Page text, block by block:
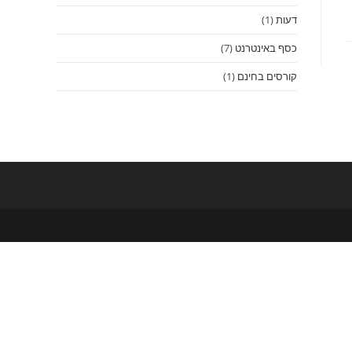
דעות(1)
כסף באינטרנט (7)
קורסים בחינם (1)